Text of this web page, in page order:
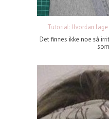
Tutorial: Hvordan
Det finnes ikke noe så